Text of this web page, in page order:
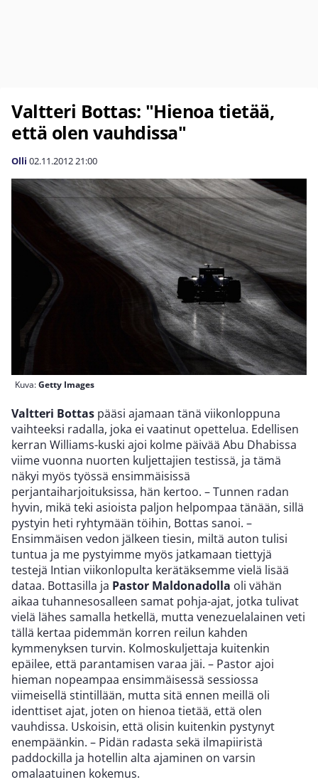
Valtteri Bottas: "Hienoa tietää,
että olen vauhdissa"
Olli 02.11.201221:00
Kuva:Getty Images
Valtteri Bottas pääsi ajamaan tänä viikonloppuna
vaihteeksi radalla, joka ei vaatinut opettelua. Edellisen
kerran Williams-kuski ajoi kolme päivää Abu Dhabissa
viime vuonna nuorten kuljettajien testissä, ja tämä
näkyi myös työssä ensimmäisissä
perjantaiharjoituksissa, hän kertoo. – Tunnen radan
hyvin, mikä teki asioista paljon helpompaa tänään, sillä
pystyin heti ryhtymään töihin, Bottas sanoi. –
Ensimmäisen vedon jälkeen tiesin, miltä auton tulisi
tuntua ja me pystyimme myös jatkamaan tiettyjä
testejä Intian viikonlopulta kerätäksemme vielä lisää
dataa. Bottasilla ja Pastor Maldonadolla oli vähän
aikaa tuhannesosalleen samat pohja-ajat, jotka tulivat
vielä lähes samalla hetkellä, mutta venezuelalainen veti
tällä kertaa pidemmän korren reilun kahden
kymmenyksen turvin. Kolmoskuljettaja kuitenkin
epäilee, että parantamisen varaa jäi. – Pastor ajoi
hieman nopeampaa ensimmäisessä sessiossa
viimeisellä stintillään, mutta sitä ennen meillä oli
identtiset ajat, joten on hienoa tietää, että olen
vauhdissa. Uskoisin, että olisin kuitenkin pystynyt
enempäänkin. – Pidän radasta sekä ilmapiiristä
paddockilla ja hotellin alta ajaminen on varsin
omalaatuinen kokemus.